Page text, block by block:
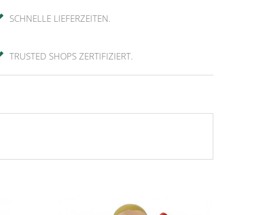
SCHNELLE LIEFERZEITEN.
TRUSTED SHOPS ZERTIFIZIERT.